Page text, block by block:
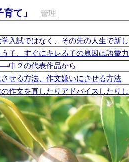
育て」
管理
入試ではなく、その先の人生で新
子、すぐにキレる子の原因は語彙
中２の代表作品から
せる方法、作文嫌いにさせる方法
作文を直したりアドバイスしたり